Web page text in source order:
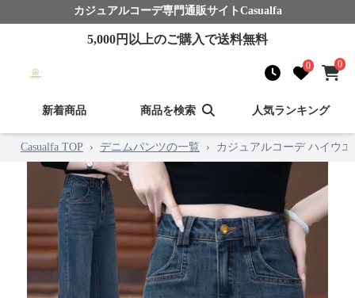
カジュアルコーデ専門通販サイト Casualfa
5,000円以上のご購入で送料無料
0 0
新着商品 商品を検索 人気ランキング
Casualfa TOP › デニムパンツの一覧 › カジュアルコーデ ハイウ